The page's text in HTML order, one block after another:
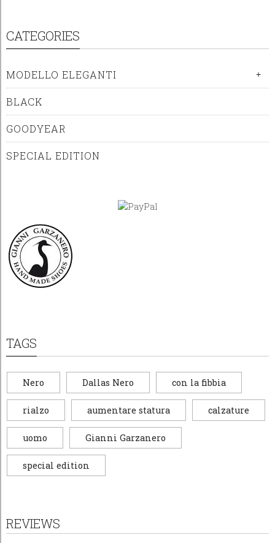
CATEGORIES
+
MODELLO ELEGANTI
BLACK
GOODYEAR
SPECIAL EDITION
TAGS
Nero Dallas Nero con la fibbia
rialzo aumentare statura calzature
uomo Gianni Garzanero
special edition
REVIEWS